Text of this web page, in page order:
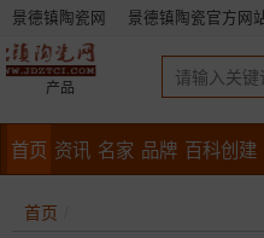
景德镇陶瓷网 景德镇陶瓷官方网
产品
首页 资讯 名家 品牌 百科创建
首页